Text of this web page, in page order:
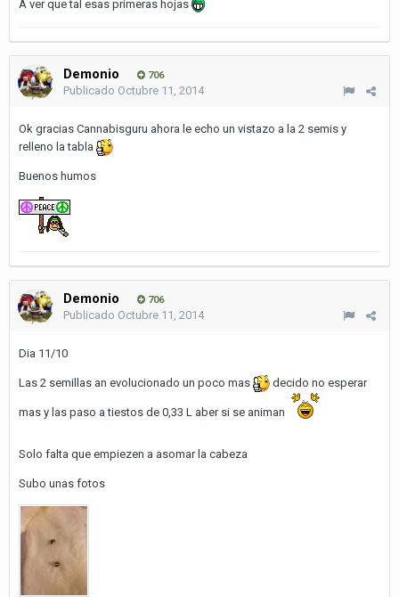
A ver que tal esas primeras hojas
Demonio 706
Publicado Octubre 11, 2014
Ok gracias Cannabisguru ahora le echo un vistazo a la 2 semis y
relleno la tabla
Buenos humos
Demonio 706
Publicado Octubre 11, 2014
Dia 11/10
Las 2 semillas an evolucionado un poco mas decido no esperar
mas y las paso a tiestos de 0,33 L aber si se animan
Solo falta que empiezen a asomar la cabeza
Subo unas fotos